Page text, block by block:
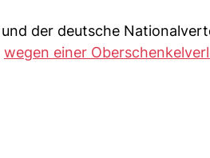
und der deutsche
wegen einer